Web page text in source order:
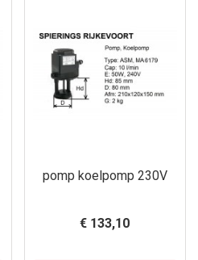
pomp koelpomp 230V
€ 133,10